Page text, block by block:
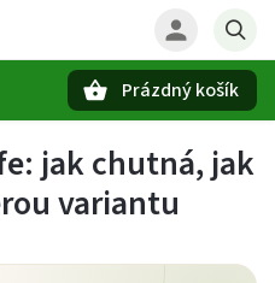
Prázdný košík
jak chutná, jak
variantu